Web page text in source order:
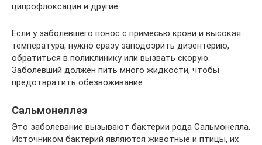
ципрофлоксацин и другие.
Если у заболевшего понос с примесью крови и высокая
температура, нужно сразу заподозрить дизентерию,
обратиться в поликлинику или вызвать скорую.
Заболевший должен пить много жидкости, чтобы
предотвратить обезвоживание.
Сальмонеллез
Это заболевание вызывают бактерии рода Сальмонелла.
Источником бактерий являются животные и птицы, их